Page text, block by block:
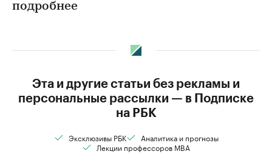
подробнее
Эта и другие статьи без рекламы и
персональные рассылки — в Подписке
на РБК
Эксклюзивы РБК
Аналитика и прогнозы
Лекции профессоров MBA